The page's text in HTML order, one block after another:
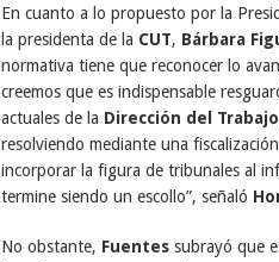
En cuanto a lo propuesto por la
la presidenta de la CUT, Bárbara
normativa tiene que reconocer lo
creemos que es indispensable
actuales de la Dirección del Trabajo
resolviendo mediante una
incorporar la figura de tribunales al
termine siendo un escollo”, señaló
No obstante, Fuentessubrayó que